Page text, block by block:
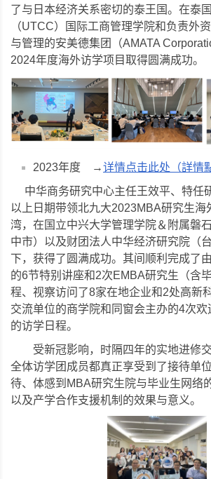
了与日本经济关系密切的泰王国。在泰
（UTCC）国际工商管理学院和负责外
与管理的安美德集团（AMATA
2024年度海外访学项目取得圆满成功。
2023年度 →详情点击此处（詳情
中华商务研究中心主任王效平、特任
以上日期带领北九大2023MBA研究生海
湾，在国立中兴大学管理学院＆附属磐
中市）以及财团法人中华经济研究院（
下，获得了圆满成功。其间顺利完成了
的6节特别讲座和2次EMBA研究生（含
程、视察访问了8家在地企业和2处高新
交流单位的商学院和同窗会主办的4次
的访学日程。
受新冠影响，时隔四年的实地进修交
全体访学团成员都真正享受到了接待单
待、体感到MBA研究生院与毕业生网络
以及产学合作支援机制的效果与意义。